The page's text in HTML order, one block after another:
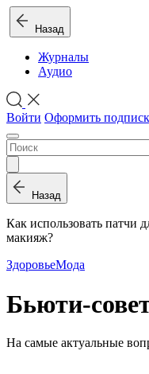
Назад
Журналы
Аудио
Войти Оформить
Назад
Как использовать патчи
макияж?
ЗдоровьеМода
Бьюти-
На самые актуальные